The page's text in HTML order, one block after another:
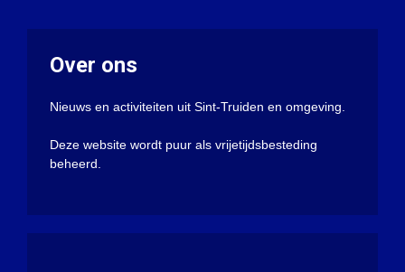
Over ons
Nieuws en activiteiten uit Sint-Truiden en omgeving.
Deze website wordt puur als vrijetijdsbesteding
beheerd.